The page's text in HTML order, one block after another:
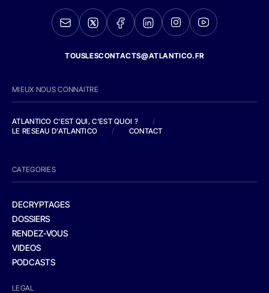
TOUSLESCONTACTS@ATLANTICO.FR
MIEUX NOUS CONNAITRE
ATLANTICO C'EST QUI, C'EST QUOI ?
/
LE RESEAU D'ATLANTICO
/ CONTACT
CATEGORIES
DECRYPTAGES
DOSSIERS
RENDEZ-VOUS
VIDEOS
PODCASTS
LEGAL